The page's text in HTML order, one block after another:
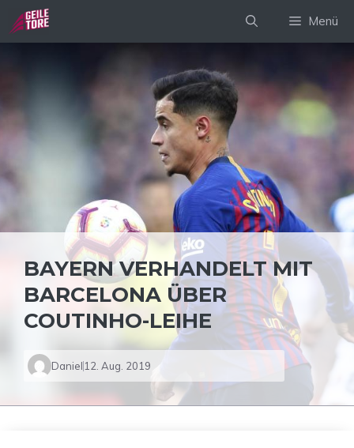
Zum
Inhalt
Menü
BAYERN VERHANDELT MIT
BARCELONA ÜBER
COUTINHO-LEIHE
Daniel 12. Aug. 2019